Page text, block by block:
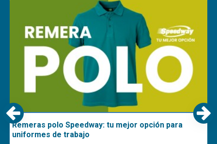
Remeras polo Speedway: tu mejor opción para
uniformes de trabajo